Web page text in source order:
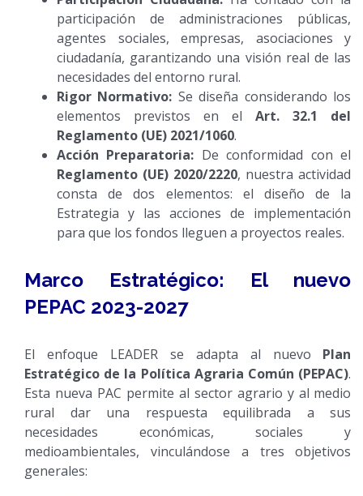
participación de administraciones públicas,
agentes sociales, empresas, asociaciones y
ciudadanía, garantizando una visión real de las
necesidades del entorno rural.
Rigor Normativo: Se diseña considerando los
elementos previstos en elArt. 32.1 del
Reglamento (UE) 2021/1060.
Acción Preparatoria: De conformidad con el
Reglamento (UE) 2020/2220, nuestra actividad
consta de dos elementos: el diseño de la
Estrategia y las acciones de implementación
para que los fondos lleguen a proyectos reales.
Marco Estratégico: El nuevo
PEPAC 2023-2027
El enfoque LEADER se adapta al nuevo Plan
Estratégico de la Política Agraria Común (PEPAC).
Esta nueva PAC permite al sector agrario y al medio
rural dar una respuesta equilibrada a sus
necesidades económicas, sociales y
medioambientales, vinculándose a tres objetivos
generales: